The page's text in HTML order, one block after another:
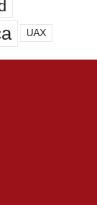
UAX